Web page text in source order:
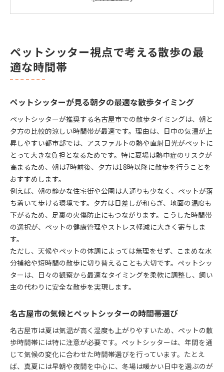
ペットシッターがすすめる理想的な散歩距離の考
え方
び
名古屋で人気のペットシッター流距離設定ポイン
ト
ペットシッターが考える距離と健康維持の関係
健康を守る愛知県名古屋市のペット散歩術
ペットシッターが伝える運動不足予防の散歩術
健康維持に役立つペットシッターの散歩サポート
名古屋市特有の環境に適したペットシッター活用
ペットシッターが実践するストレス軽減の秘訣
ペットシッターおすすめの健康チェックポイント
ペットシッターが選ぶ散歩用便利グッズの特徴
ストレス軽減に効果的なグッズをペットシッター
が厳選
ペットシッター視点で見る安全対策グッズの選び
毎日の散歩が快適になるおすすめ便利グッズ
ペットシッターが教えるグッズ選びのコツ
安心できるペットシッター利用のコツとは
ペットシッター選びで抑えたい信頼のポイント
ペットシッター視点で考える散歩の最
適な時間帯
ペットシッターが見る朝夕の最適な散歩タイミング
ペットシッターが推奨する名古屋市での散歩タイミングは、朝と
夕方の比較的涼しい時間帯が最適です。理由は、日中の気温が上
昇しやすい都市部では、アスファルトの熱や直射日光がペットに
とって大きな負担となるためです。特に夏場は熱中症のリスクが
高まるため、朝は7時前後、夕方は18時以降に散歩を行うことを
おすすめします。
例えば、朝の静かな住宅街や公園は人通りも少なく、ペットが落
ち着いて歩ける環境です。夕方は日差しが和らぎ、地面の温度も
下がるため、足裏の火傷防止にもつながります。こうした時間帯
の選択が、ペットの健康管理やストレス軽減に大きく寄与しま
す。
ただし、天候やペットの体調によっては無理をせず、こまめな水
分補給や短時間の散歩に切り替えることも大切です。ペットシッ
ターは、日々の観察から最適なタイミングを柔軟に調整し、飼い
主の代わりに安全な散歩を実現します。
名古屋市の気候とペットシッターの時間帯選び
名古屋市は夏は気温が高く湿度も上がりやすいため、ペットの散
歩時間帯には特に注意が必要です。ペットシッターは、年間を通
じて気候の変化に合わせた時間帯選びを行っています。たとえ
ば、真夏には早朝や夜間を中心に、冬場は暖かい日中を選ぶのが